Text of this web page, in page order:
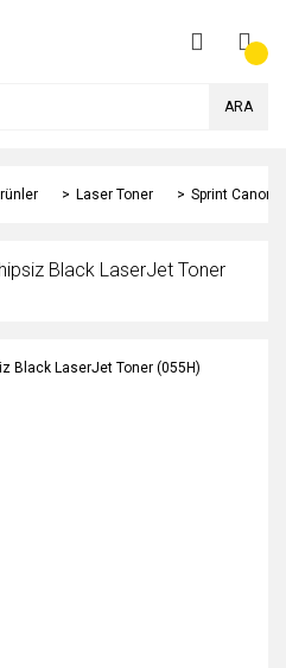
ARA
Laser Toner Sprint Canon
Black LaserJet Toner